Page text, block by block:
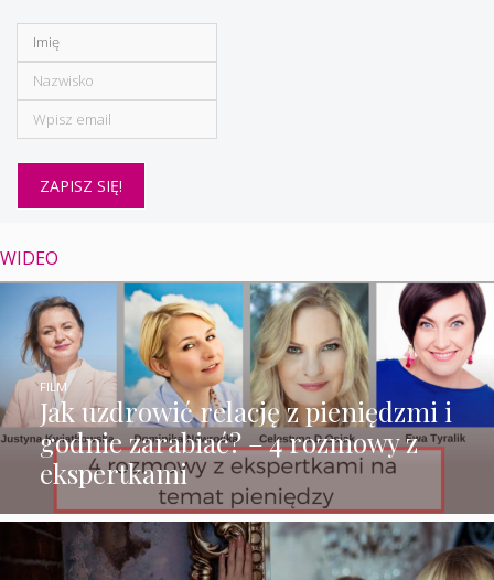
WIDEO
Jak uzdrowić relację z pieniędzmi i
godnie zarabiać? – 4 rozmowy z
ekspertkami
FILM